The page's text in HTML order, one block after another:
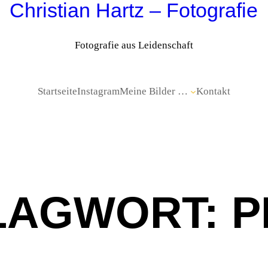
Christian Hartz – Fotografie
Fotografie aus Leidenschaft
StartseiteInstagramMeine Bilder … Kontakt